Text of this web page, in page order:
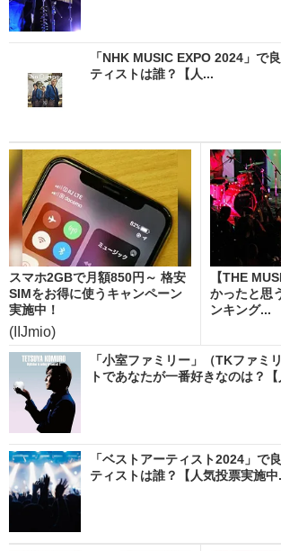
「NHK MUSIC EXPO 2024」で
ティストは誰？【人...
スマホ2GBで月額850円～ 格安
SIMをお得に使うキャンペーン
実施中！
(IIJmio)
【THE
かったと思
ンキング...
「小室ファミリー」（TKファミ
トであなたが一番好きなのは？【
「ベストアーティスト2024」で
ティストは誰？【人気投票実施中